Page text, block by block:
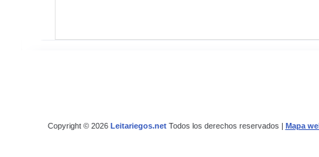
Copyright © 2026 Leitariegos.netTodos los derechos reservados | Mapa